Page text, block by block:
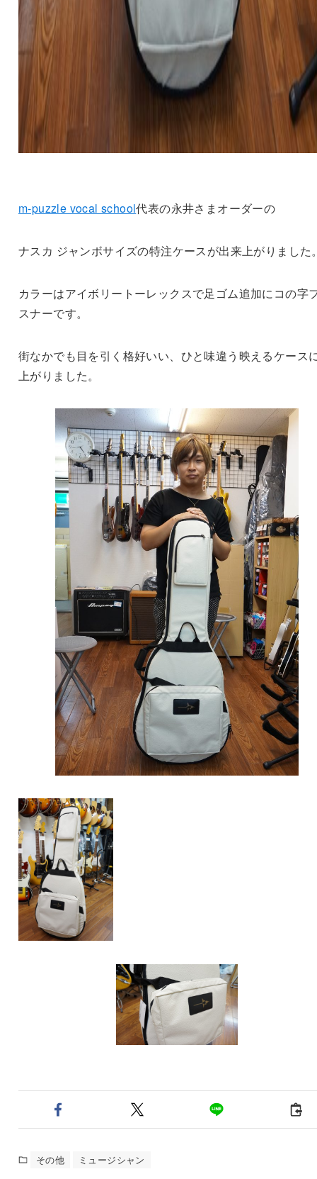
m-puzzle vocal school代表の永井さまオーダーの
ナスカ ジャンボサイズの特注ケースが出来上がりました
カラーはアイボリートーレックスで足ゴム追加にコの字
スナーです。
街なかでも目を引く格好いい、ひと味違う映えるケース
上がりました。
その他 ミュージシャン